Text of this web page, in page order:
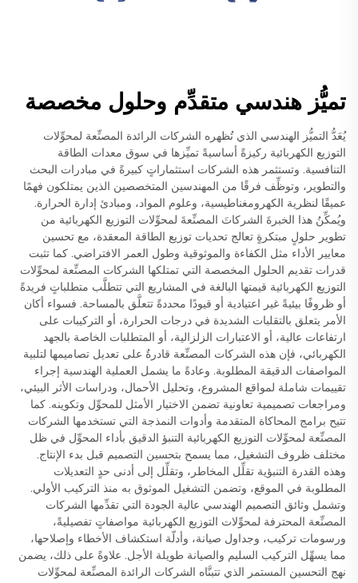
تميُّز هندسي متقدِّم وحلول مخصصة
يُعَدُّ التميُّز الهندسي الذي تُظهره الشركات الرائدة المصنِّعة لمحوِّلات
التوزيع الكهربائية ركيزةً أساسيةً تميِّزها في سوق معدات الطاقة
التنافسية. وتستثمر هذه الشركات استثماراتٍ كبيرةً في مبادرات البحث
والتطوير، وتوظِّف فرقًا من المهندسين المتخصصين الذين يمتلكون فهمًا
عميقًا لنظرية الكهرومغناطيسية، وعلوم المواد، ومبادئ إدارة الحرارة.
ويُمكِّنُ هذا الخبرةَ الشركاتَ المصنِّعةَ لمحوِّلات التوزيع الكهربائية من
تطوير حلولٍ مبتكرةٍ تعالج تحديات توزيع الطاقة المعقدة، مع تحسين
معايير الأداء مثل الكفاءة والموثوقية وطول العمر الافتراضي. كما تثبت
قدرات تقديم الحلول المخصصة التي تمتلكها الشركات المصنِّعة لمحوِّلات
التوزيع الكهربائية قيمتها البالغة في المشاريع التي تتطلَّب متطلباتٍ فريدةً
أو ظروفًا بيئيةً غير اعتيادية أو قيودًا محددةً تتعلَّق بالمساحة. فسواء أكان
الأمر يتعلق بالتقلبات الشديدة في درجات الحرارة، أو التركيبات على
ارتفاعات عالية، أو الاعتبارات الزلزالية، أو المتطلبات الخاصة بالجهد
الكهربائي، فإن هذه الشركات المصنِّعة قادرةٌ على تعديل تصاميمها لتلبية
المواصفات الدقيقة المطلوبة. وعادةً ما يشمل العملية الهندسية إجراء
تقييمات شاملة لمواقع المشروع، وتحليل الأحمال، ودراسات الأثر البيئي،
ومراجعات تصميمية تعاونية تضمن الاختيار الأمثل للمحوِّل وتكوينه. كما
تتيح برامج المحاكاة المتقدمة وأدوات النمذجة التي تستخدمها الشركات
المصنِّعة لمحوِّلات التوزيع الكهربائية التنبؤ الدقيق بأداء المحوِّل في ظل
مختلف ظروف التشغيل، مما يسمح بتحسين التصميم قبل بدء الإنتاج.
وهذه القدرة التنبؤية تقلِّل المخاطر، وتقلِّل إلى أدنى حدٍ التعديلات
المطلوبة في الموقع، وتضمن التشغيل الموثوق به منذ التركيب الأولي.
وتشمل وثائق التصميم الهندسي عالية الجودة التي تقدِّمها الشركات
المصنِّعة المحترفة لمحوِّلات التوزيع الكهربائية مواصفاتٍ تفصيليةً،
ورسومات تركيب، وجداول صيانة، وأدلّة استكشاف الأخطاء وإصلاحها،
مما يسهِّل التركيب السليم والصيانة طويلة الأجل. علاوةً على ذلك، يضمن
نهج التحسين المستمر الذي تتبنَّاه الشركات الرائدة المصنِّعة لمحوِّلات